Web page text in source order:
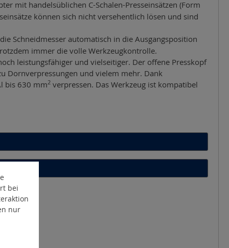
mit handelsüblichen C-Schalen-Presseinsätzen (Form
können sich nicht versehentlich lösen und sind
Schneidmesser automatisch in die Ausgangsposition
immer die volle Werkzeugkontrolle.
leistungsfähiger und vielseitiger. Der offene Presskopf
Dornverpressungen und vielem mehr. Dank
bis 630 mm2 verpressen. Das Werkzeug ist kompatibel
bei
nur